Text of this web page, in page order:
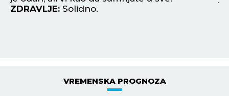
ZDRAVLJE: Solidno.
VREMENSKA PROGNOZA